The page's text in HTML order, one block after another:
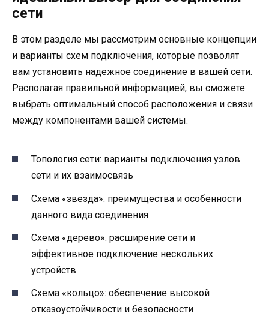
сети
В этом разделе мы рассмотрим основные концепции
и варианты схем подключения, которые позволят
вам установить надежное соединение в вашей сети.
Располагая правильной информацией, вы сможете
выбрать оптимальный способ расположения и связи
между компонентами вашей системы.
Топология сети: варианты подключения узлов
сети и их взаимосвязь
Схема «звезда»: преимущества и особенности
данного вида соединения
Схема «дерево»: расширение сети и
эффективное подключение нескольких
устройств
Схема «кольцо»: обеспечение высокой
отказоустойчивости и безопасности